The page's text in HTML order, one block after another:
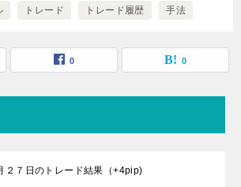
トレード トレード履歴 手法
0 0
２７日のトレード結果（+4pip)